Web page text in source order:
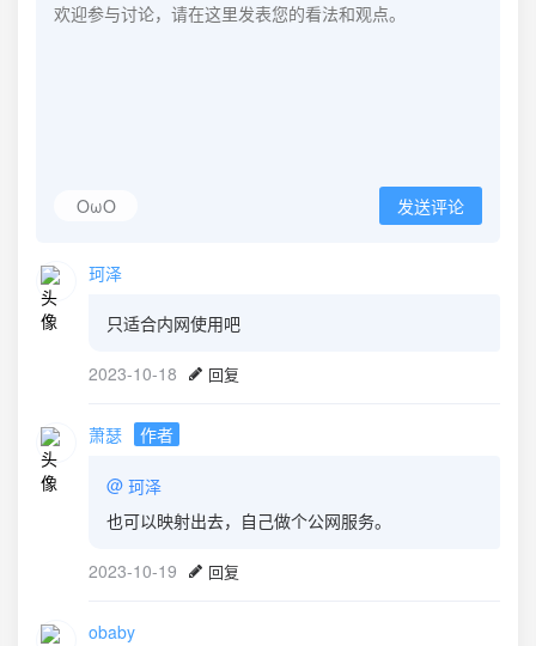
OωO 发送评论
珂泽
只适合内网使用吧
2023-10-18 回复
萧瑟 作者
@ 珂泽
也可以映射出去，自己做个公网服务。
2023-10-19 回复
obaby